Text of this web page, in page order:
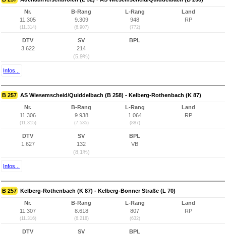
Nr.
11.305
(11.314)
B-Rang
9.309
(6.907)
L-Rang
948
(772)
Land
RP
DTV
3.622
SV
214
(5,9%)
BPL
Infos...
B 257 AS Wiesemscheid/Quiddelbach (B 258) - Kelberg-Rothenbach (K 87)
Nr.
11.306
(11.315)
B-Rang
9.938
(7.535)
L-Rang
1.064
(887)
Land
RP
DTV
1.627
SV
132
(8,1%)
BPL
VB
Infos...
B 257 Kelberg-Rothenbach (K 87) - Kelberg-Bonner Straße (L 70)
Nr.
11.307
(11.316)
B-Rang
8.618
(6.218)
L-Rang
807
(632)
Land
RP
DTV
SV
BPL